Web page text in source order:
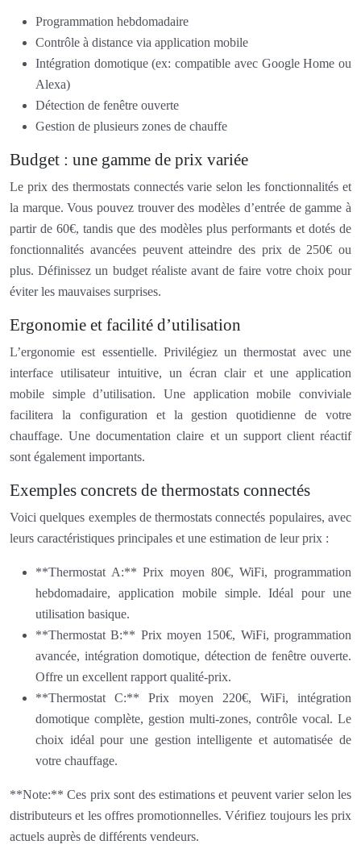
Programmation hebdomadaire
Contrôle à distance via application mobile
Intégration domotique (ex: compatible avec Google Home ou
Alexa)
Détection de fenêtre ouverte
Gestion de plusieurs zones de chauffe
Budget : une gamme de prix variée
Le prix des thermostats connectés varie selon les fonctionnalités et
la marque. Vous pouvez trouver des modèles d’entrée de gamme à
partir de 60€, tandis que des modèles plus performants et dotés de
fonctionnalités avancées peuvent atteindre des prix de 250€ ou
plus. Définissez un budget réaliste avant de faire votre choix pour
éviter les mauvaises surprises.
Ergonomie et facilité d’utilisation
L’ergonomie est essentielle. Privilégiez un thermostat avec une
interface utilisateur intuitive, un écran clair et une application
mobile simple d’utilisation. Une application mobile conviviale
facilitera la configuration et la gestion quotidienne de votre
chauffage. Une documentation claire et un support client réactif
sont également importants.
Exemples concrets de thermostats connectés
Voici quelques exemples de thermostats connectés populaires, avec
leurs caractéristiques principales et une estimation de leur prix :
**Thermostat A:** Prix moyen 80€, WiFi, programmation
hebdomadaire, application mobile simple. Idéal pour une
utilisation basique.
**Thermostat B:** Prix moyen 150€, WiFi, programmation
avancée, intégration domotique, détection de fenêtre ouverte.
Offre un excellent rapport qualité-prix.
**Thermostat C:** Prix moyen 220€, WiFi, intégration
domotique complète, gestion multi-zones, contrôle vocal. Le
choix idéal pour une gestion intelligente et automatisée de
votre chauffage.
**Note:** Ces prix sont des estimations et peuvent varier selon les
distributeurs et les offres promotionnelles. Vérifiez toujours les prix
actuels auprès de différents vendeurs.